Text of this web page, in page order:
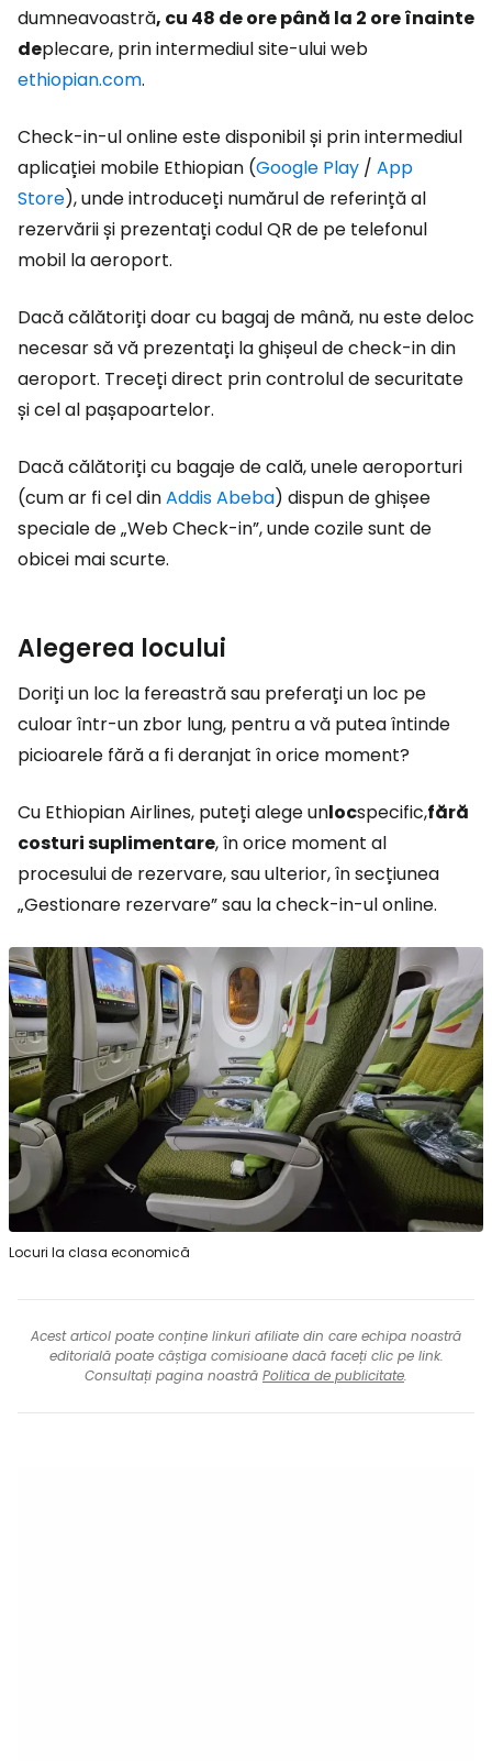
dumneavoastră, cu 48 de ore până la 2 ore înainte
deplecare, prin intermediul site-ului web
ethiopian.com.
Check-in-ul online este disponibil și prin intermediul
aplicației mobile Ethiopian (Google Play / App
Store), unde introduceți numărul de referință al
rezervării și prezentați codul QR de pe telefonul
mobil la aeroport.
Dacă călătoriți doar cu bagaj de mână, nu este deloc
necesar să vă prezentați la ghișeul de check-in din
aeroport. Treceți direct prin controlul de securitate
și cel al pașapoartelor.
Dacă călătoriți cu bagaje de cală, unele aeroporturi
(cum ar fi cel dinAddis Abeba) dispun de ghișee
speciale de „Web Check-in”, unde cozile sunt de
obicei mai scurte.
Alegerea locului
Doriți un loc la fereastră sau preferați un loc pe
culoar într-un zbor lung, pentru a vă putea întinde
picioarele fără a fi deranjat în orice moment?
Cu Ethiopian Airlines, puteți alege unlocspecific,fără
costuri suplimentare, în orice moment al
procesului de rezervare, sau ulterior, în secțiunea
„Gestionare rezervare” sau la check-in-ul online.
Locuri la clasa economică
Acest articol poate conține linkuri afiliate din care echipa noastră
editorială poate câștiga comisioane dacă faceți clic pe link.
Consultați pagina noastră Politica de publicitate.